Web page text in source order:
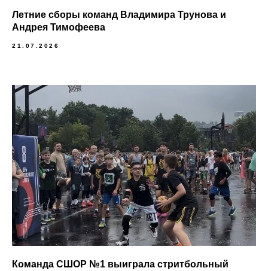
Летние сборы команд Владимира Трунова и
Андрея Тимофеева
21.07.2026
Команда СШОР №1 выиграла стритбольный